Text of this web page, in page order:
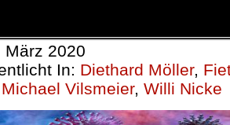
März 2020
In: Diethard Möller,
Vilsmeier, Willi Nicke